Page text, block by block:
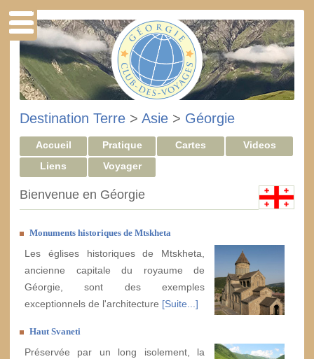
Destination Terre > Asie > Géorgie
Accueil Pratique Cartes
Videos
Liens
Voyager
Bienvenue en Géorgie
Monuments historiques de Mtskheta
Les églises historiques de Mtskheta,
ancienne capitale du royaume de
Géorgie, sont des exemples
exceptionnels de l'architecture [Suite...]
Haut Svaneti
Préservée par un long isolement, la